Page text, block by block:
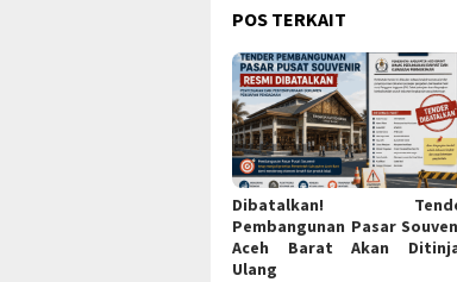
POS TERKAIT
Dibatalkan!
Pembangunan Pasar
Aceh Barat Akan
Ulang